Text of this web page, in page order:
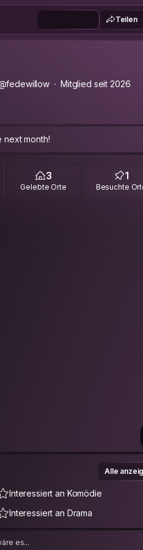
Teilen
Mitglied seit 2026
next month!
3
Gelebte Orte
1
Besuchte
Alle
Interessiert an Komödie
Interessiert an Drama
es...